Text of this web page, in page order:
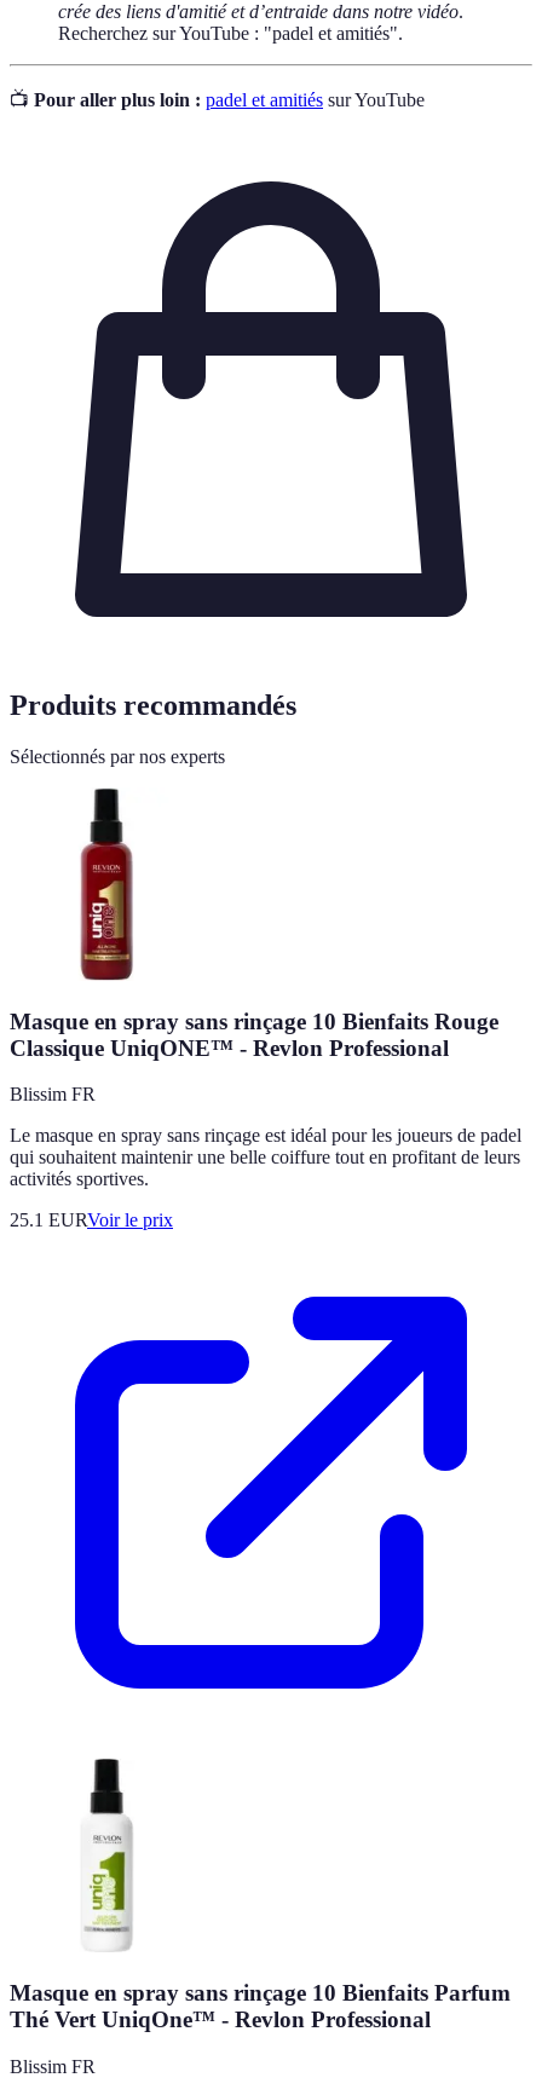
crée des liens d'amitié et d’entraide dans notre vidéo.
Recherchez sur YouTube : "padel et amitiés".
📺 Pour aller plus loin : padel et amitiés sur YouTube
Produits recommandés
Sélectionnés par nos experts
Masque en spray sans rinçage 10 Bienfaits Rouge
Classique UniqONE™ - Revlon Professional
Blissim FR
Le masque en spray sans rinçage est idéal pour les joueurs de padel
qui souhaitent maintenir une belle coiffure tout en profitant de leurs
activités sportives.
25.1 EURVoir le prix
Masque en spray sans rinçage 10 Bienfaits Parfum
Thé Vert UniqOne™ - Revlon Professional
Blissim FR